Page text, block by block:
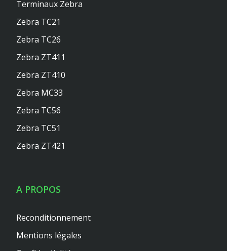
Terminaux Zebra
Zebra TC21
Zebra TC26
Zebra ZT411
Zebra ZT410
Zebra MC33
Zebra TC56
Zebra TC51
Zebra ZT421
A PROPOS
Reconditionnement
Mentions légales